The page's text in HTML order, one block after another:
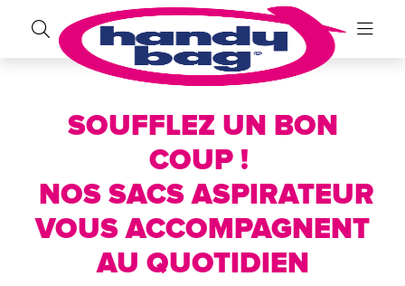
SOUFFLEZ UN BON
COUP !
NOS SACS ASPIRATEUR
VOUS ACCOMPAGNENT
AU QUOTIDIEN